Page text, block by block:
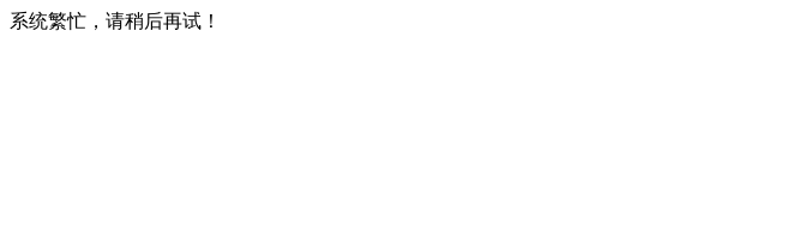
系统繁忙，请稍后再试！